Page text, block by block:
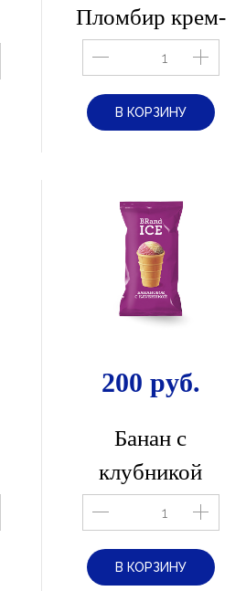
Пломбир крем-
брюле
В КОРЗИНУ
200 руб.
Банан с
клубникой
В КОРЗИНУ